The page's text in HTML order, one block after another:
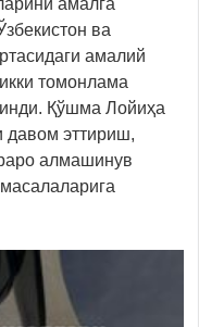
ва
амалий
томонлама
Қўшма Лойиҳа
давом эттириш,
алмашинув